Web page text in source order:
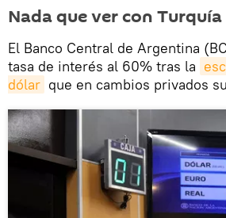
Nada que ver con Turquía
El Banco Central de Argentina
tasa de interés al 60% tras la
dólar que en cambios privados